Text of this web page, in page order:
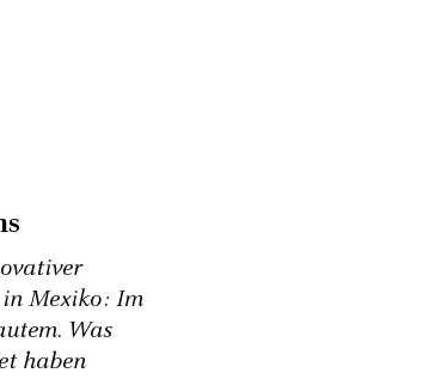
Mexiko: Im
Was
haben